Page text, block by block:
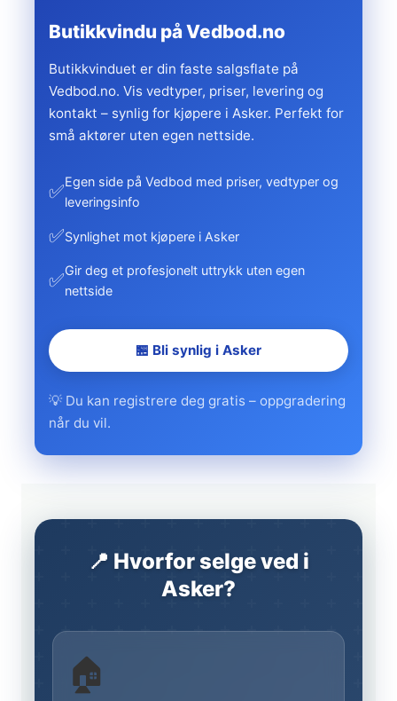
Butikkvindu på Vedbod.no
Butikkvinduet er din faste salgsflate på
Vedbod.no. Vis vedtyper, priser, levering og
kontakt – synlig for kjøpere i Asker. Perfekt for
små aktører uten egen nettside.
✅Egen side på Vedbod med priser, vedtyper og
leveringsinfo
✅Synlighet mot kjøpere i Asker
✅Gir deg et profesjonelt uttrykk uten egen
nettside
🏪 Bli synlig i Asker
💡 Du kan registrere deg gratis – oppgradering
når du vil.
📍 Hvorfor selge ved i
Asker?
🏠